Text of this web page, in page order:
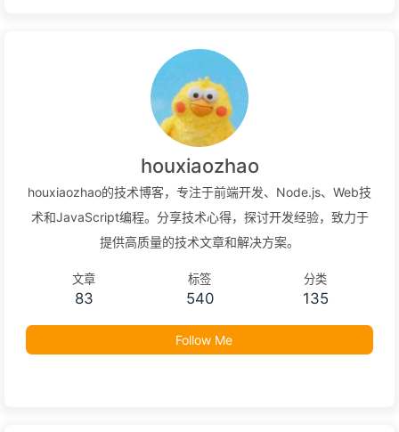
houxiaozhao
houxiaozhao的技术博客，专注于前端开发、Node.js、Web技
术和JavaScript编程。分享技术心得，探讨开发经验，致力于
提供高质量的技术文章和解决方案。
文章
83
标签
540
分类
135
Follow Me